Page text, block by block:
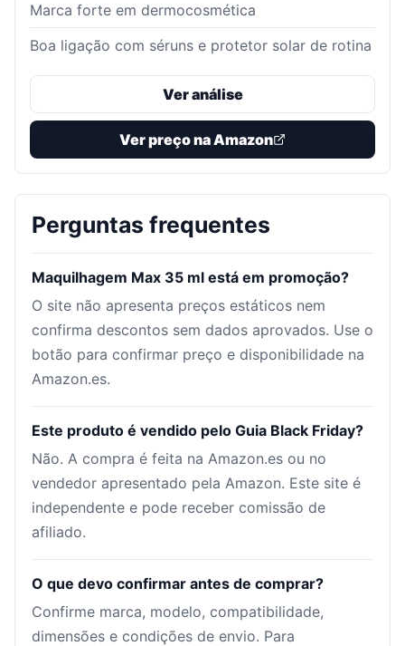
Marca forte em dermocosmética
Boa ligação com séruns e protetor solar de rotina
Ver análise
Ver preço na Amazon
Perguntas frequentes
Maquilhagem Max 35 ml está em promoção?
O site não apresenta preços estáticos nem
confirma descontos sem dados aprovados. Use o
botão para confirmar preço e disponibilidade na
Amazon.es.
Este produto é vendido pelo Guia Black Friday?
Não. A compra é feita na Amazon.es ou no
vendedor apresentado pela Amazon. Este site é
independente e pode receber comissão de
afiliado.
O que devo confirmar antes de comprar?
Confirme marca, modelo, compatibilidade,
dimensões e condições de envio. Para